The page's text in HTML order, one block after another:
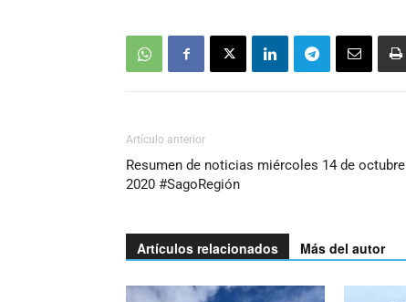
Artículo anterior
Resumen de noticias miércoles 14 de octubre
2020 #SagoRegión
Artículos relacionados Más del autor